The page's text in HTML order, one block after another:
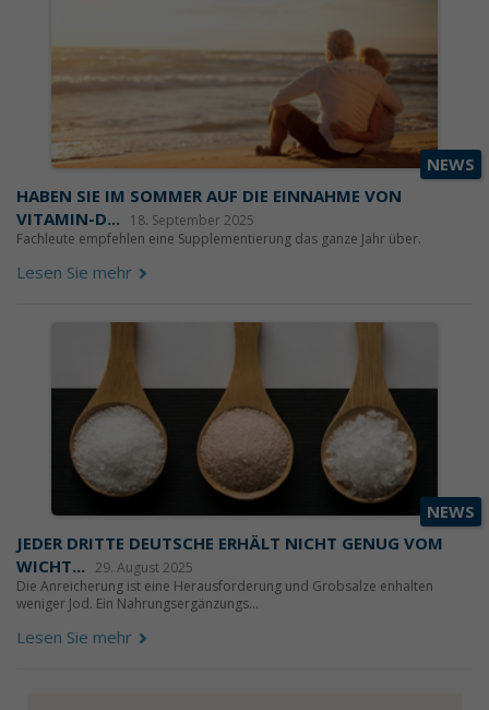
NEWS
HABEN SIE IM SOMMER AUF DIE EINNAHME VON
VITAMIN-D...
18. September 2025
Fachleute empfehlen eine Supplementierung das ganze Jahr über.
Lesen Sie mehr
NEWS
JEDER DRITTE DEUTSCHE ERHÄLT NICHT GENUG VOM
WICHT... 29. August 2025
Die Anreicherung ist eine Herausforderung und Grobsalze enhalten
weniger Jod. Ein Nahrungsergänzungs...
Lesen Sie mehr